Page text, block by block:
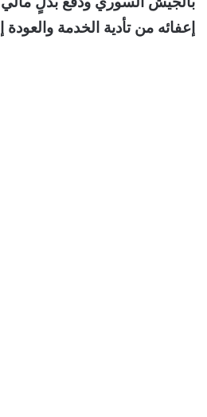
إعفائه من تأدية الخدمة والعودة